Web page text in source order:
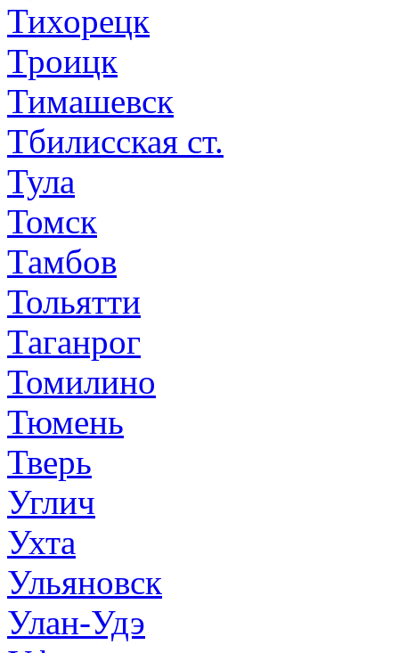
Тихорецк
Троицк
Тимашевск
Тбилисская ст.
Тула
Томск
Тамбов
Тольятти
Таганрог
Томилино
Тюмень
Тверь
Углич
Ухта
Ульяновск
Улан-Удэ